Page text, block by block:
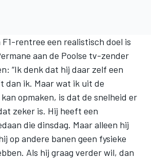
F1-rentree een realistisch doel is
aan de Poolse tv-zender
“Ik denk dat hij daar zelf een
dan ik. Maar wat ik uit de
opmaken, is dat de snelheid er
zeker is. Hij heeft een
die dinsdag. Maar alleen hij
op andere banen geen fysieke
Als hij graag verder wil, dan